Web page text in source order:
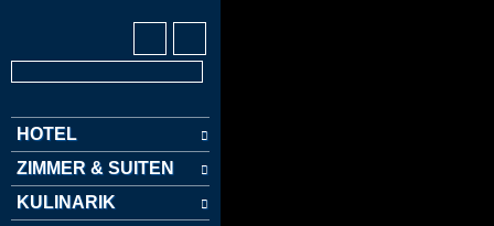
HOTEL
ZIMMER & SUITEN
KULINARIK